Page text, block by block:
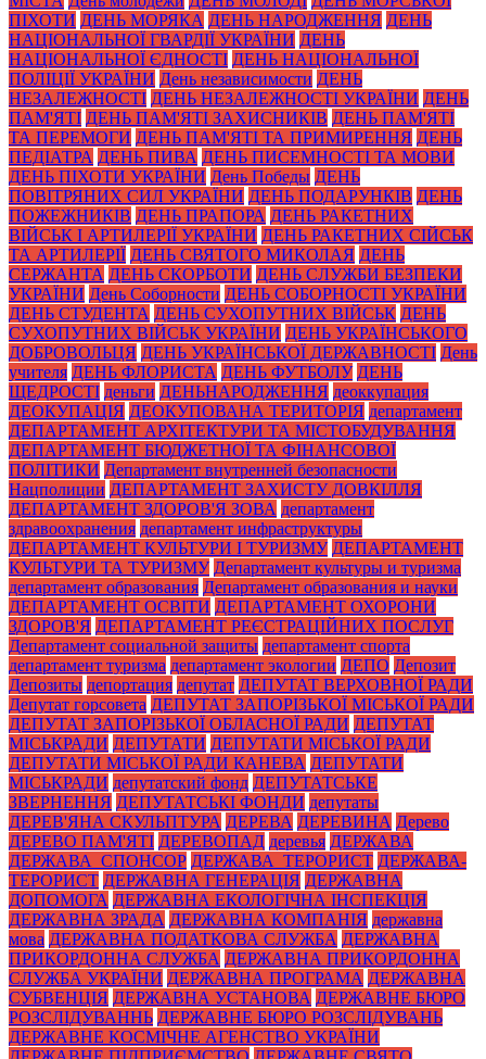
ПІХОТИ ДЕНЬ МОРЯКА ДЕНЬ НАРОДЖЕННЯ ДЕНЬ
НАЦІОНАЛЬНОЇ ГВАРДІЇ УКРАЇНИ ДЕНЬ
НАЦІОНАЛЬНОЇ ЄДНОСТІ ДЕНЬ НАЦІОНАЛЬНОЇ
ПОЛІЦІЇ УКРАЇНИ День независимости ДЕНЬ
НЕЗАЛЕЖНОСТІ ДЕНЬ НЕЗАЛЕЖНОСТІ УКРАЇНИ ДЕНЬ
ПАМ'ЯТІ ДЕНЬ ПАМ'ЯТІ ЗАХИСНИКІВ ДЕНЬ ПАМ'ЯТІ
ТА ПЕРЕМОГИ ДЕНЬ ПАМ'ЯТІ ТА ПРИМИРЕННЯ ДЕНЬ
ПЕДІАТРА ДЕНЬ ПИВА ДЕНЬ ПИСЕМНОСТІ ТА МОВИ
ДЕНЬ ПІХОТИ УКРАЇНИ День Победы ДЕНЬ
ПОВІТРЯНИХ СИЛ УКРАЇНИ ДЕНЬ ПОДАРУНКІВ ДЕНЬ
ПОЖЕЖНИКІВ ДЕНЬ ПРАПОРА ДЕНЬ РАКЕТНИХ
ВІЙСЬК І АРТИЛЕРІЇ УКРАЇНИ ДЕНЬ РАКЕТНИХ СІЙСЬК
ТА АРТИЛЕРІЇ ДЕНЬ СВЯТОГО МИКОЛАЯ ДЕНЬ
СЕРЖАНТА ДЕНЬ СКОРБОТИ ДЕНЬ СЛУЖБИ БЕЗПЕКИ
УКРАЇНИ День Соборности ДЕНЬ СОБОРНОСТІ УКРАЇНИ
ДЕНЬ СТУДЕНТА ДЕНЬ СУХОПУТНИХ ВІЙСЬК ДЕНЬ
СУХОПУТНИХ ВІЙСЬК УКРАЇНИ ДЕНЬ УКРАЇНСЬКОГО
ДОБРОВОЛЬЦЯ ДЕНЬ УКРАЇНСЬКОЇ ДЕРЖАВНОСТІ День
учителя ДЕНЬ ФЛОРИСТА ДЕНЬ ФУТБОЛУ ДЕНЬ
ЩЕДРОСТІ деньги ДЕНЬНАРОДЖЕННЯ деоккупация
ДЕОКУПАЦІЯ ДЕОКУПОВАНА ТЕРИТОРІЯ департамент
ДЕПАРТАМЕНТ АРХІТЕКТУРИ ТА МІСТОБУДУВАННЯ
ДЕПАРТАМЕНТ БЮДЖЕТНОЇ ТА ФІНАНСОВОЇ
ПОЛІТИКИ Департамент внутренней безопасности
Нацполиции ДЕПАРТАМЕНТ ЗАХИСТУ ДОВКІЛЛЯ
ДЕПАРТАМЕНТ ЗДОРОВ'Я ЗОВА департамент
здравоохранения департамент инфраструктуры
ДЕПАРТАМЕНТ КУЛЬТУРИ І ТУРИЗМУ ДЕПАРТАМЕНТ
КУЛЬТУРИ ТА ТУРИЗМУ Департамент культуры и туризма
департамент образования Департамент образования и науки
ДЕПАРТАМЕНТ ОСВІТИ ДЕПАРТАМЕНТ ОХОРОНИ
ЗДОРОВ'Я ДЕПАРТАМЕНТ РЕЄСТРАЦІЙНИХ ПОСЛУГ
Департамент социальной защиты департамент спорта
департамент туризма департамент экологии ДЕПО Депозит
Депозиты депортация депутат ДЕПУТАТ ВЕРХОВНОЇ РАДИ
Депутат горсовета ДЕПУТАТ ЗАПОРІЗЬКОЇ МІСЬКОЇ РАДИ
ДЕПУТАТ ЗАПОРІЗЬКОЇ ОБЛАСНОЇ РАДИ ДЕПУТАТ
МІСЬКРАДИ ДЕПУТАТИ ДЕПУТАТИ МІСЬКОЇ РАДИ
ДЕПУТАТИ МІСЬКОЇ РАДИ КАНЕВА ДЕПУТАТИ
МІСЬКРАДИ депутатский фонд ДЕПУТАТСЬКЕ
ЗВЕРНЕННЯ ДЕПУТАТСЬКІ ФОНДИ депутаты
ДЕРЕВ'ЯНА СКУЛЬПТУРА ДЕРЕВА ДЕРЕВИНА Дерево
ДЕРЕВО ПАМ'ЯТІ ДЕРЕВОПАД деревья ДЕРЖАВА
ДЕРЖАВА_СПОНСОР ДЕРЖАВА_ТЕРОРИСТ ДЕРЖАВА-
ТЕРОРИСТ ДЕРЖАВНА ГЕНЕРАЦІЯ ДЕРЖАВНА
ДОПОМОГА ДЕРЖАВНА ЕКОЛОГІЧНА ІНСПЕКЦІЯ
ДЕРЖАВНА ЗРАДА ДЕРЖАВНА КОМПАНІЯ державна
мова ДЕРЖАВНА ПОДАТКОВА СЛУЖБА ДЕРЖАВНА
ПРИКОРДОННА СЛУЖБА ДЕРЖАВНА ПРИКОРДОННА
СЛУЖБА УКРАЇНИ ДЕРЖАВНА ПРОГРАМА ДЕРЖАВНА
СУБВЕНЦІЯ ДЕРЖАВНА УСТАНОВА ДЕРЖАВНЕ БЮРО
РОЗСЛІДУВАННЬ ДЕРЖАВНЕ БЮРО РОЗСЛІДУВАНЬ
ДЕРЖАВНЕ КОСМІЧНЕ АГЕНСТВО УКРАЇНИ